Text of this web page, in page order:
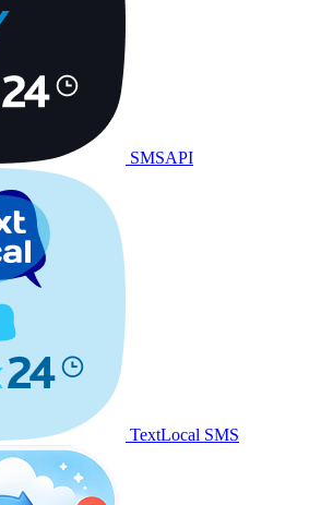
SMSAPI
TextLocal SMS